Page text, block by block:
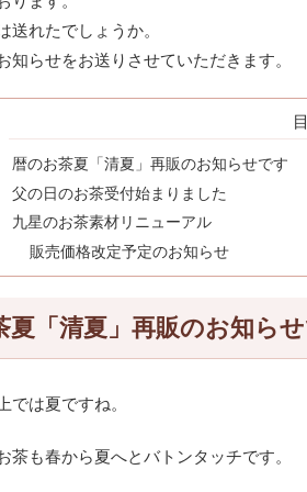
送れたでしょうか。
知らせをお送りさせていただきます。
暦のお茶夏「清夏」再販のお知らせです
父の日のお茶受付始まりました
九星のお茶素材リニューアル
販売価格改定予定のお知らせ
夏「清夏」再販のお知ら
では夏ですね。
茶も春から夏へとバトンタッチです。